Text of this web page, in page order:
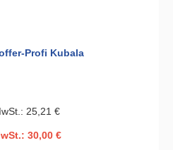
Profi Kubala
25,21 €
30,00 €